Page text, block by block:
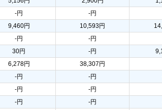
-円 -円
9,460円 10,593円
-円 -円
30円 -円
6,278円 38,307円
-円 -円
-円 -円
-円 -円